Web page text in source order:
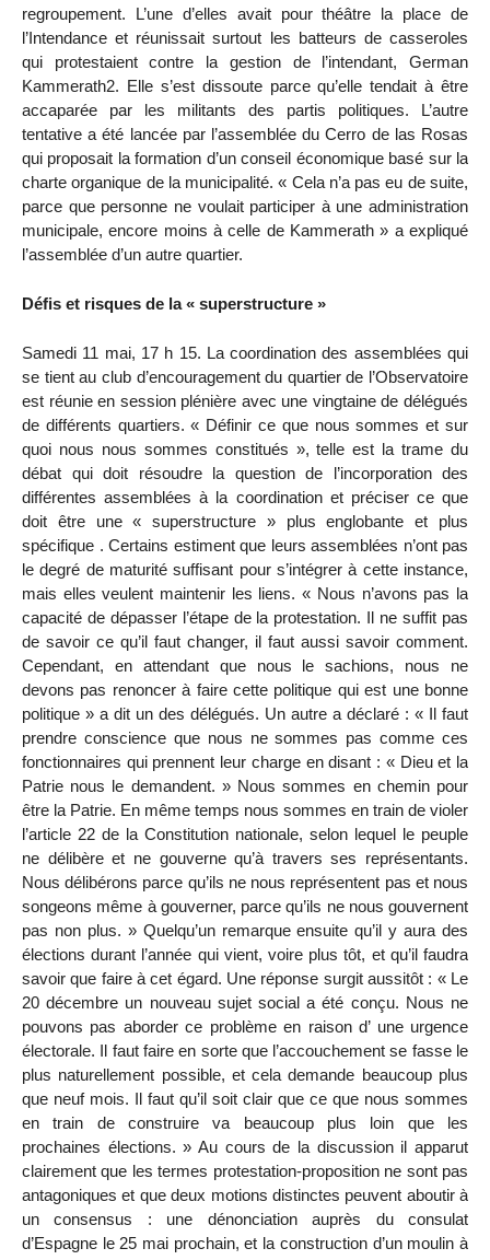
regroupement. L’une d’elles avait pour théâtre la place de
l’Intendance et réunissait surtout les batteurs de casseroles
qui protestaient contre la gestion de l’intendant, German
Kammerath2. Elle s’est dissoute parce qu’elle tendait à être
accaparée par les militants des partis politiques. L’autre
tentative a été lancée par l’assemblée du Cerro de las Rosas
qui proposait la formation d’un conseil économique basé sur la
charte organique de la municipalité. « Cela n’a pas eu de suite,
parce que personne ne voulait participer à une administration
municipale, encore moins à celle de Kammerath » a expliqué
l’assemblée d’un autre quartier.
Défis et risques de la « superstructure »
Samedi 11 mai, 17 h 15. La coordination des assemblées qui
se tient au club d’encouragement du quartier de l’Observatoire
est réunie en session plénière avec une vingtaine de délégués
de différents quartiers. « Définir ce que nous sommes et sur
quoi nous nous sommes constitués », telle est la trame du
débat qui doit résoudre la question de l’incorporation des
différentes assemblées à la coordination et préciser ce que
doit être une « superstructure » plus englobante et plus
spécifique . Certains estiment que leurs assemblées n’ont pas
le degré de maturité suffisant pour s’intégrer à cette instance,
mais elles veulent maintenir les liens. « Nous n’avons pas la
capacité de dépasser l’étape de la protestation. Il ne suffit pas
de savoir ce qu’il faut changer, il faut aussi savoir comment.
Cependant, en attendant que nous le sachions, nous ne
devons pas renoncer à faire cette politique qui est une bonne
politique » a dit un des délégués. Un autre a déclaré : « Il faut
prendre conscience que nous ne sommes pas comme ces
fonctionnaires qui prennent leur charge en disant : « Dieu et la
Patrie nous le demandent. » Nous sommes en chemin pour
être la Patrie. En même temps nous sommes en train de violer
l’article 22 de la Constitution nationale, selon lequel le peuple
ne délibère et ne gouverne qu’à travers ses représentants.
Nous délibérons parce qu’ils ne nous représentent pas et nous
songeons même à gouverner, parce qu’ils ne nous gouvernent
pas non plus. » Quelqu’un remarque ensuite qu’il y aura des
élections durant l’année qui vient, voire plus tôt, et qu’il faudra
savoir que faire à cet égard. Une réponse surgit aussitôt : « Le
20 décembre un nouveau sujet social a été conçu. Nous ne
pouvons pas aborder ce problème en raison d’ une urgence
électorale. Il faut faire en sorte que l’accouchement se fasse le
plus naturellement possible, et cela demande beaucoup plus
que neuf mois. Il faut qu’il soit clair que ce que nous sommes
en train de construire va beaucoup plus loin que les
prochaines élections. » Au cours de la discussion il apparut
clairement que les termes protestation-proposition ne sont pas
antagoniques et que deux motions distinctes peuvent aboutir à
un consensus : une dénonciation auprès du consulat
d’Espagne le 25 mai prochain, et la construction d’un moulin à